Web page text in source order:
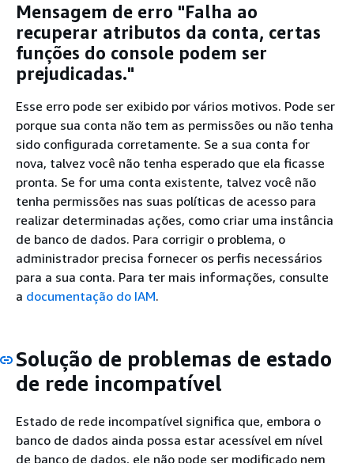
Mensagem de erro "Falha ao
recuperar atributos da conta, certas
funções do console podem ser
prejudicadas."
Esse erro pode ser exibido por vários motivos. Pode ser
porque sua conta não tem as permissões ou não tenha
sido configurada corretamente. Se a sua conta for
nova, talvez você não tenha esperado que ela ficasse
pronta. Se for uma conta existente, talvez você não
tenha permissões nas suas políticas de acesso para
realizar determinadas ações, como criar uma instância
de banco de dados. Para corrigir o problema, o
administrador precisa fornecer os perfis necessários
para a sua conta. Para ter mais informações, consulte
a documentação do IAM.
Solução de problemas de estado
de rede incompatível
Estado de rede incompatível significa que, embora o
banco de dados ainda possa estar acessível em nível
de banco de dados, ele não pode ser modificado nem